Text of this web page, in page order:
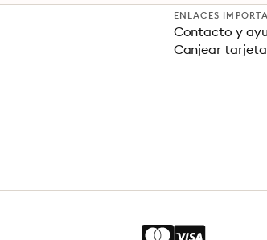
ENLACES
Contacto y
Canjear